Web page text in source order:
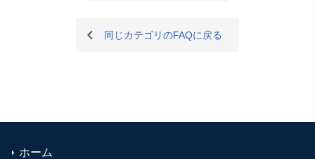
同じカテゴリのFAQに戻る
ホーム